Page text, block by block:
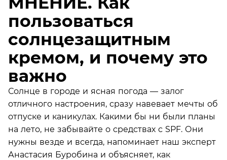
пользоваться
солнцезащитным
кремом, и почему это
важно
Солнце в городе и ясная погода — залог
отличного настроения, сразу навевает мечты об
отпуске и каникулах. Какими бы ни были планы
на лето, не забывайте о средствах с SPF. Они
нужны везде и всегда, напоминает наш эксперт
Анастасия Буробина и объясняет, как